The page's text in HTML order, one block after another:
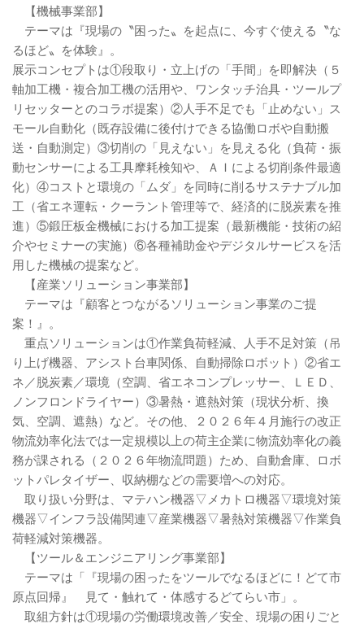
【機械事業部】
テーマは『現場の〝困った〟を起点に、今すぐ使える〝な
るほど〟を体験』。
展示コンセプトは①段取り・立上げの「手間」を即解決（５
軸加工機・複合加工機の活用や、ワンタッチ治具・ツールプ
リセッターとのコラボ提案）②人手不足でも「止めない」ス
モール自動化（既存設備に後付けできる協働ロボや自動搬
送・自動測定）③切削の「見えない」を見える化（負荷・振
動センサーによる工具摩耗検知や、ＡＩによる切削条件最適
化）④コストと環境の「ムダ」を同時に削るサステナブル加
工（省エネ運転・クーラント管理等で、経済的に脱炭素を推
進）⑤鍛圧板金機械における加工提案（最新機能・技術の紹
介やセミナーの実施）⑥各種補助金やデジタルサービスを活
用した機械の提案など。
【産業ソリューション事業部】
テーマは『顧客とつながるソリューション事業のご提
案！』。
重点ソリューションは①作業負荷軽減、人手不足対策（吊
り上げ機器、アシスト台車関係、自動掃除ロボット）②省エ
ネ／脱炭素／環境（空調、省エネコンプレッサー、ＬＥＤ、
ノンフロンドライヤー）③暑熱・遮熱対策（現状分析、換
気、空調、遮熱）など。その他、２０２６年４月施行の改正
物流効率化法では一定規模以上の荷主企業に物流効率化の義
務が課される（２０２６年物流問題）ため、自動倉庫、ロボ
ットパレタイザー、収納棚などの需要増への対応。
取り扱い分野は、マテハン機器▽メカトロ機器▽環境対策
機器▽インフラ設備関連▽産業機器▽暑熱対策機器▽作業負
荷軽減対策機器。
【ツール＆エンジニアリング事業部】
テーマは「『現場の困ったをツールでなるほどに！どて市
原点回帰』 見て・触れて・体感するどてらい市」。
取組方針は①現場の労働環境改善／安全、現場の困りごと